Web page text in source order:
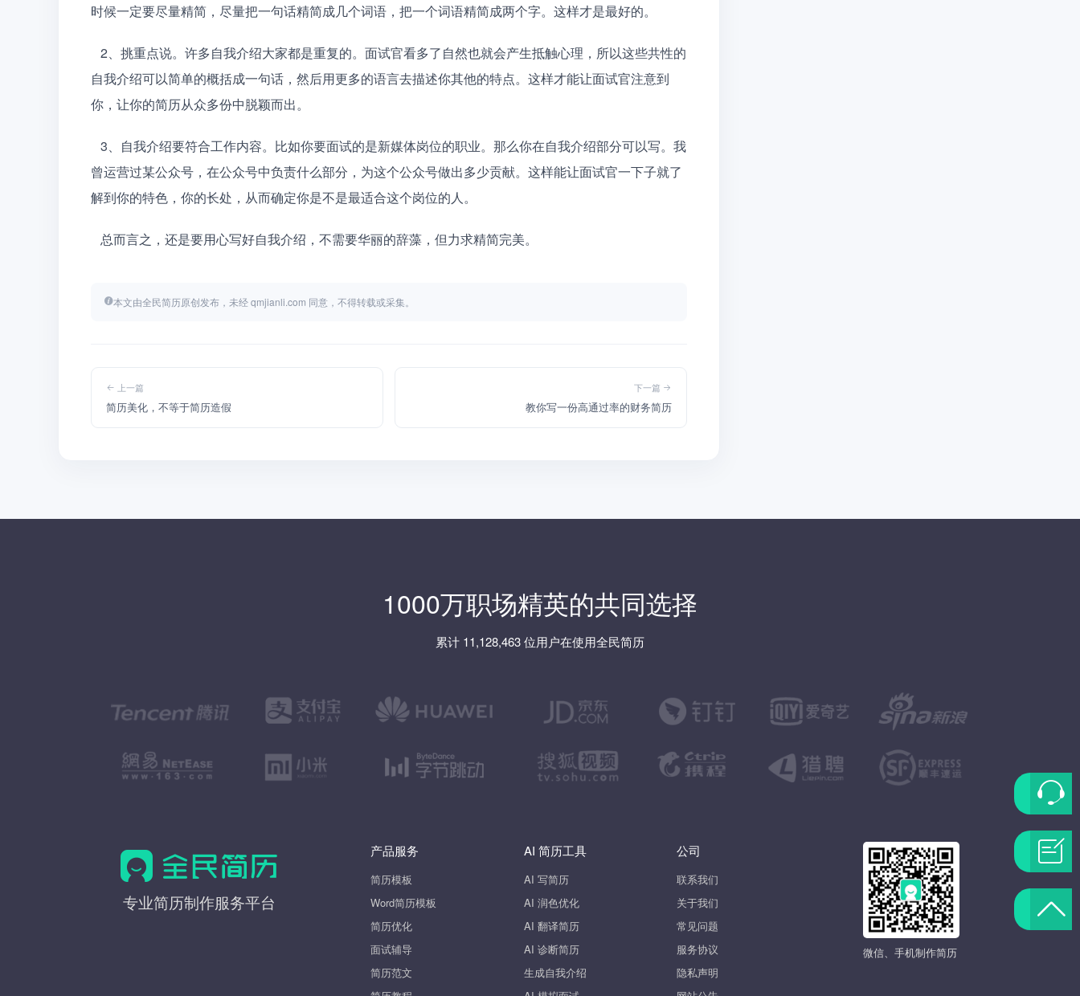
时候一定要尽量精简，尽量把一句话精简成几个词语，把一个词语精简成两个字。这样才是最好的。
自我介绍可以简单的概括成一句话，然后用更多的语言去描述你其他的特点。这样才能让面试官注意到
你，让你的简历从众多份中脱颖而出。
曾运营过某公众号，在公众号中负责什么部分，为这个公众号做出多少贡献。这样能让面试官一下子就了
解到你的特色，你的长处，从而确定你是不是最适合这个岗位的人。
   总而言之，还是要用心写好自我介绍，不需要华丽的辞藻，但力求精简完美。
本文由全民简历原创发布，未经 qmjianli.com 同意，不得转载或采集。
上一篇
简历美化，不等于简历造假
下一篇
教你写一份高通过率的财务简历
1000万职场精英的共同选择
累计 11,128,463 位用户在使用全民简历
全
专业简历制作服务平台
产品服务
简历模板
Word简历模板
简历优化
面试辅导
简历范文
AI 简历工具
AI 写简历
AI 润色优化
AI 翻译简历
AI 诊断简历
生成自我介绍
公司
联系我们
关于我们
常见问题
服务协议
隐私声明
微信、手机制作简历
联
系
客
服
题
反
返